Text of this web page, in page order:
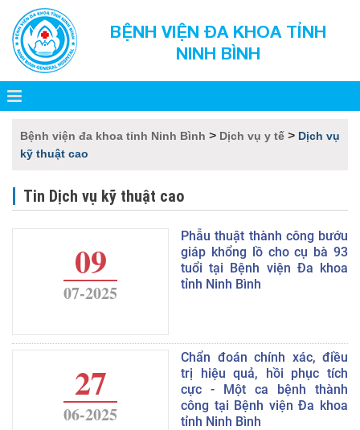
BỆNH VIỆN ĐA KHOA TỈNH
NINH BÌNH
Bệnh viện đa khoa tỉnh Ninh Bình > Dịch vụ y tế > Dịch vụ
kỹ thuật cao
Tin Dịch vụ kỹ thuật cao
09
07-2025
Phẫu thuật thành công bướu
giáp khổng lồ cho cụ bà 93
tuổi tại Bệnh viện Đa khoa
tỉnh Ninh Bình
27
06-2025
Chẩn đoán chính xác, điều
trị hiệu quả, hồi phục tích
cực - Một ca bệnh thành
công tại Bệnh viện Đa khoa
tỉnh Ninh Bình